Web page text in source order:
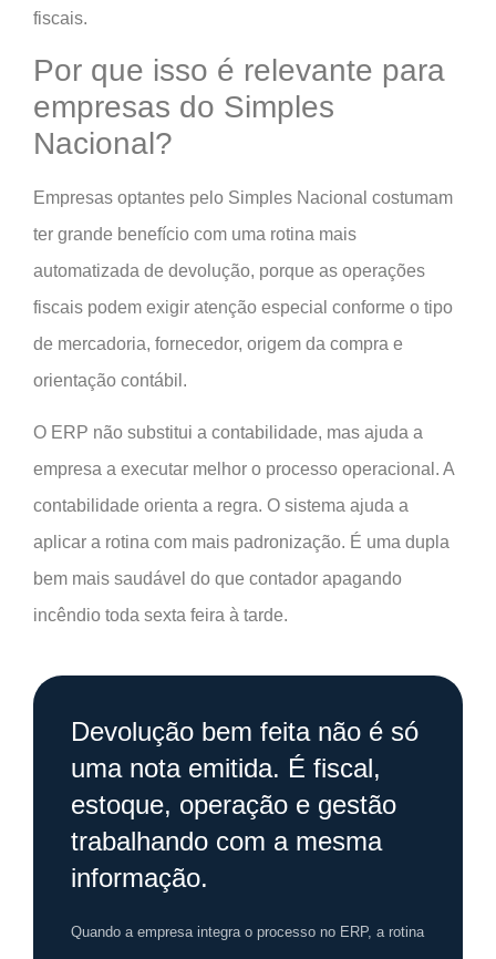
fiscais.
Por que isso é relevante para
empresas do Simples
Nacional?
Empresas optantes pelo Simples Nacional costumam
ter grande benefício com uma rotina mais
automatizada de devolução, porque as operações
fiscais podem exigir atenção especial conforme o tipo
de mercadoria, fornecedor, origem da compra e
orientação contábil.
O ERP não substitui a contabilidade, mas ajuda a
empresa a executar melhor o processo operacional. A
contabilidade orienta a regra. O sistema ajuda a
aplicar a rotina com mais padronização. É uma dupla
bem mais saudável do que contador apagando
incêndio toda sexta feira à tarde.
Devolução bem feita não é só
uma nota emitida. É fiscal,
estoque, operação e gestão
trabalhando com a mesma
informação.
Quando a empresa integra o processo no ERP, a rotina